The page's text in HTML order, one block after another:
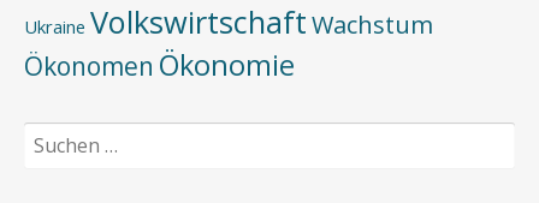
Ukraine VolkswirtschaftWachstum
Ökonomen Ökonomie
Suchen
nach: